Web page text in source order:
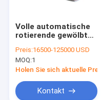
Volle automatische
rotierende gewölbte
Druckmaschinen-
Kasten-Herstellung
Preis:16500-125000 USD
MOQ:1
Holen Sie sich aktuelle Preis
Kontakt